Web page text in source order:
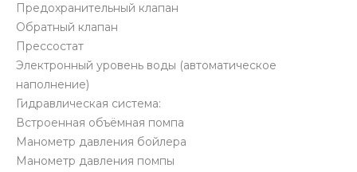
Предохранительный клапан
Обратный клапан
Прессостат
Электронный уровень воды (автоматическое
наполнение)
Гидравлическая система:
Встроенная объёмная помпа
Манометр давления бойлера
Манометр давления помпы